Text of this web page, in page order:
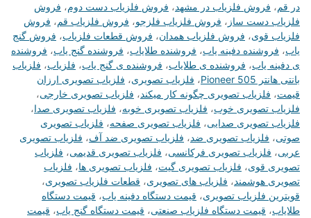
در قم، فروش فلزیاب در مشهد، فروش فلزیاب دست دوم، فروش
فلزیاب دست ساز ، فروش فلزیاب فلزجو، فروش فلزیاب قم، فروش
فلزیاب قوی، فروش فلزیاب همدان، فروش قطعات فلزیاب، فروش گنج
یاب، فروشنده دفینه یاب، فروشنده طلایاب، فروشنده گنج یاب، فروشنده
ی دفینه یاب، فروشنده ی طلایاب، فروشنده ی گنج یاب، فلزیاب، فلزیاب
بانتی هانتر Pioneer 505
، فلزیاب تصویری، فلزیاب تصویری ارزان
قیمت، فلزیاب تصویری چگونه کار میکند، فلزیاب تصویری خارجی،
فلزیاب تصویری خوب، فلزیاب تصویری خوبه، فلزیاب تصویری صدا،
فلزیاب تصویری صدایی، فلزیاب تصویری صفحه، فلزیاب تصویری
صوتی، فلزیاب تصویری ضد، فلزیاب تصویری ضد آف، فلزیاب تصویری
عربی، فلزیاب تصویری فرکانسی، فلزیاب تصویری قدیمی، فلزیاب
تصویری قوی، فلزیاب تصویری گیت، فلزیاب تصویری ها، فلزیاب
تصویری هوشمند، فلزیاب های تصویری، قطعات فلزیاب تصویری،
قویترین فلزیاب تصویری، قیمت دستگاه دفینه یاب، قیمت دستگاه
طلایاب، قیمت دستگاه فلزیاب صنعتی، قیمت دستگاه گنج یاب، قیمت